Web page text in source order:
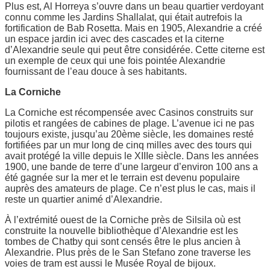
Plus est, Al Horreya s’ouvre dans un beau quartier verdoyant
connu comme les Jardins Shallalat, qui était autrefois la
fortification de Bab Rosetta. Mais en 1905, Alexandrie a créé
un espace jardin ici avec des cascades et la citerne
d’Alexandrie seule qui peut être considérée. Cette citerne est
un exemple de ceux qui une fois pointée Alexandrie
fournissant de l’eau douce à ses habitants.
La Corniche
La Corniche est récompensée avec Casinos construits sur
pilotis et rangées de cabines de plage. L’avenue ici ne pas
toujours existe, jusqu’au 20ème siècle, les domaines resté
fortifiées par un mur long de cinq milles avec des tours qui
avait protégé la ville depuis le XIIIe siècle. Dans les années
1900, une bande de terre d’une largeur d’environ 100 ans a
été gagnée sur la mer et le terrain est devenu populaire
auprès des amateurs de plage. Ce n’est plus le cas, mais il
reste un quartier animé d’Alexandrie.
À l’extrémité ouest de la Corniche près de Silsila où est
construite la nouvelle bibliothèque d’Alexandrie est les
tombes de Chatby qui sont censés être le plus ancien à
Alexandrie. Plus près de le San Stefano zone traverse les
voies de tram est aussi le Musée Royal de bijoux.